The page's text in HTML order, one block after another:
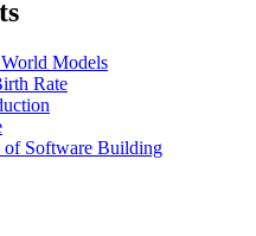
Models
Rate
Software Building